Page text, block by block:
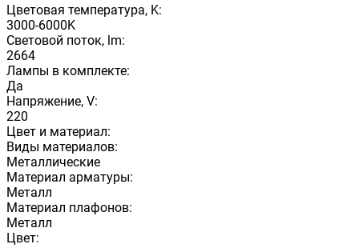
Цветовая температура, K:
3000-6000K
Световой поток, lm:
2664
Лампы в комплекте:
Да
Напряжение, V:
220
Цвет и материал:
Виды материалов:
Металлические
Материал арматуры:
Металл
Материал плафонов:
Металл
Цвет: